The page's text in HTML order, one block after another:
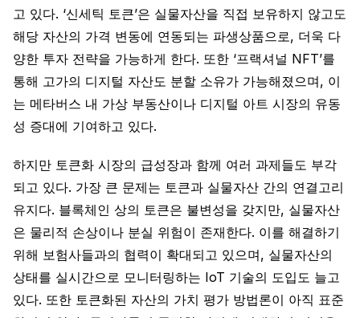
고 있다. ‘신세틱 토큰’은 실물자산을 직접 보유하지 않고도
해당 자산의 가격 변동에 연동되는 파생상품으로, 더욱 다
양한 투자 전략을 가능하게 한다. 또한 ‘프랙셔널 NFT’를
통해 고가의 디지털 자산도 분할 소유가 가능해졌으며, 이
는 메타버스 내 가상 부동산이나 디지털 아트 시장의 유동
성 증대에 기여하고 있다.
하지만 토큰화 시장의 급성장과 함께 여러 과제들도 부각
되고 있다. 가장 큰 문제는 토큰과 실물자산 간의 연결고리
유지다. 블록체인 상의 토큰은 불변성을 갖지만, 실물자산
은 물리적 손상이나 분실 위험이 존재한다. 이를 해결하기
위해 보험사들과의 협력이 확대되고 있으며, 실물자산의
상태를 실시간으로 모니터링하는 IoT 기술의 도입도 늘고
있다. 또한 토큰화된 자산의 가치 평가 방법론이 아직 표준